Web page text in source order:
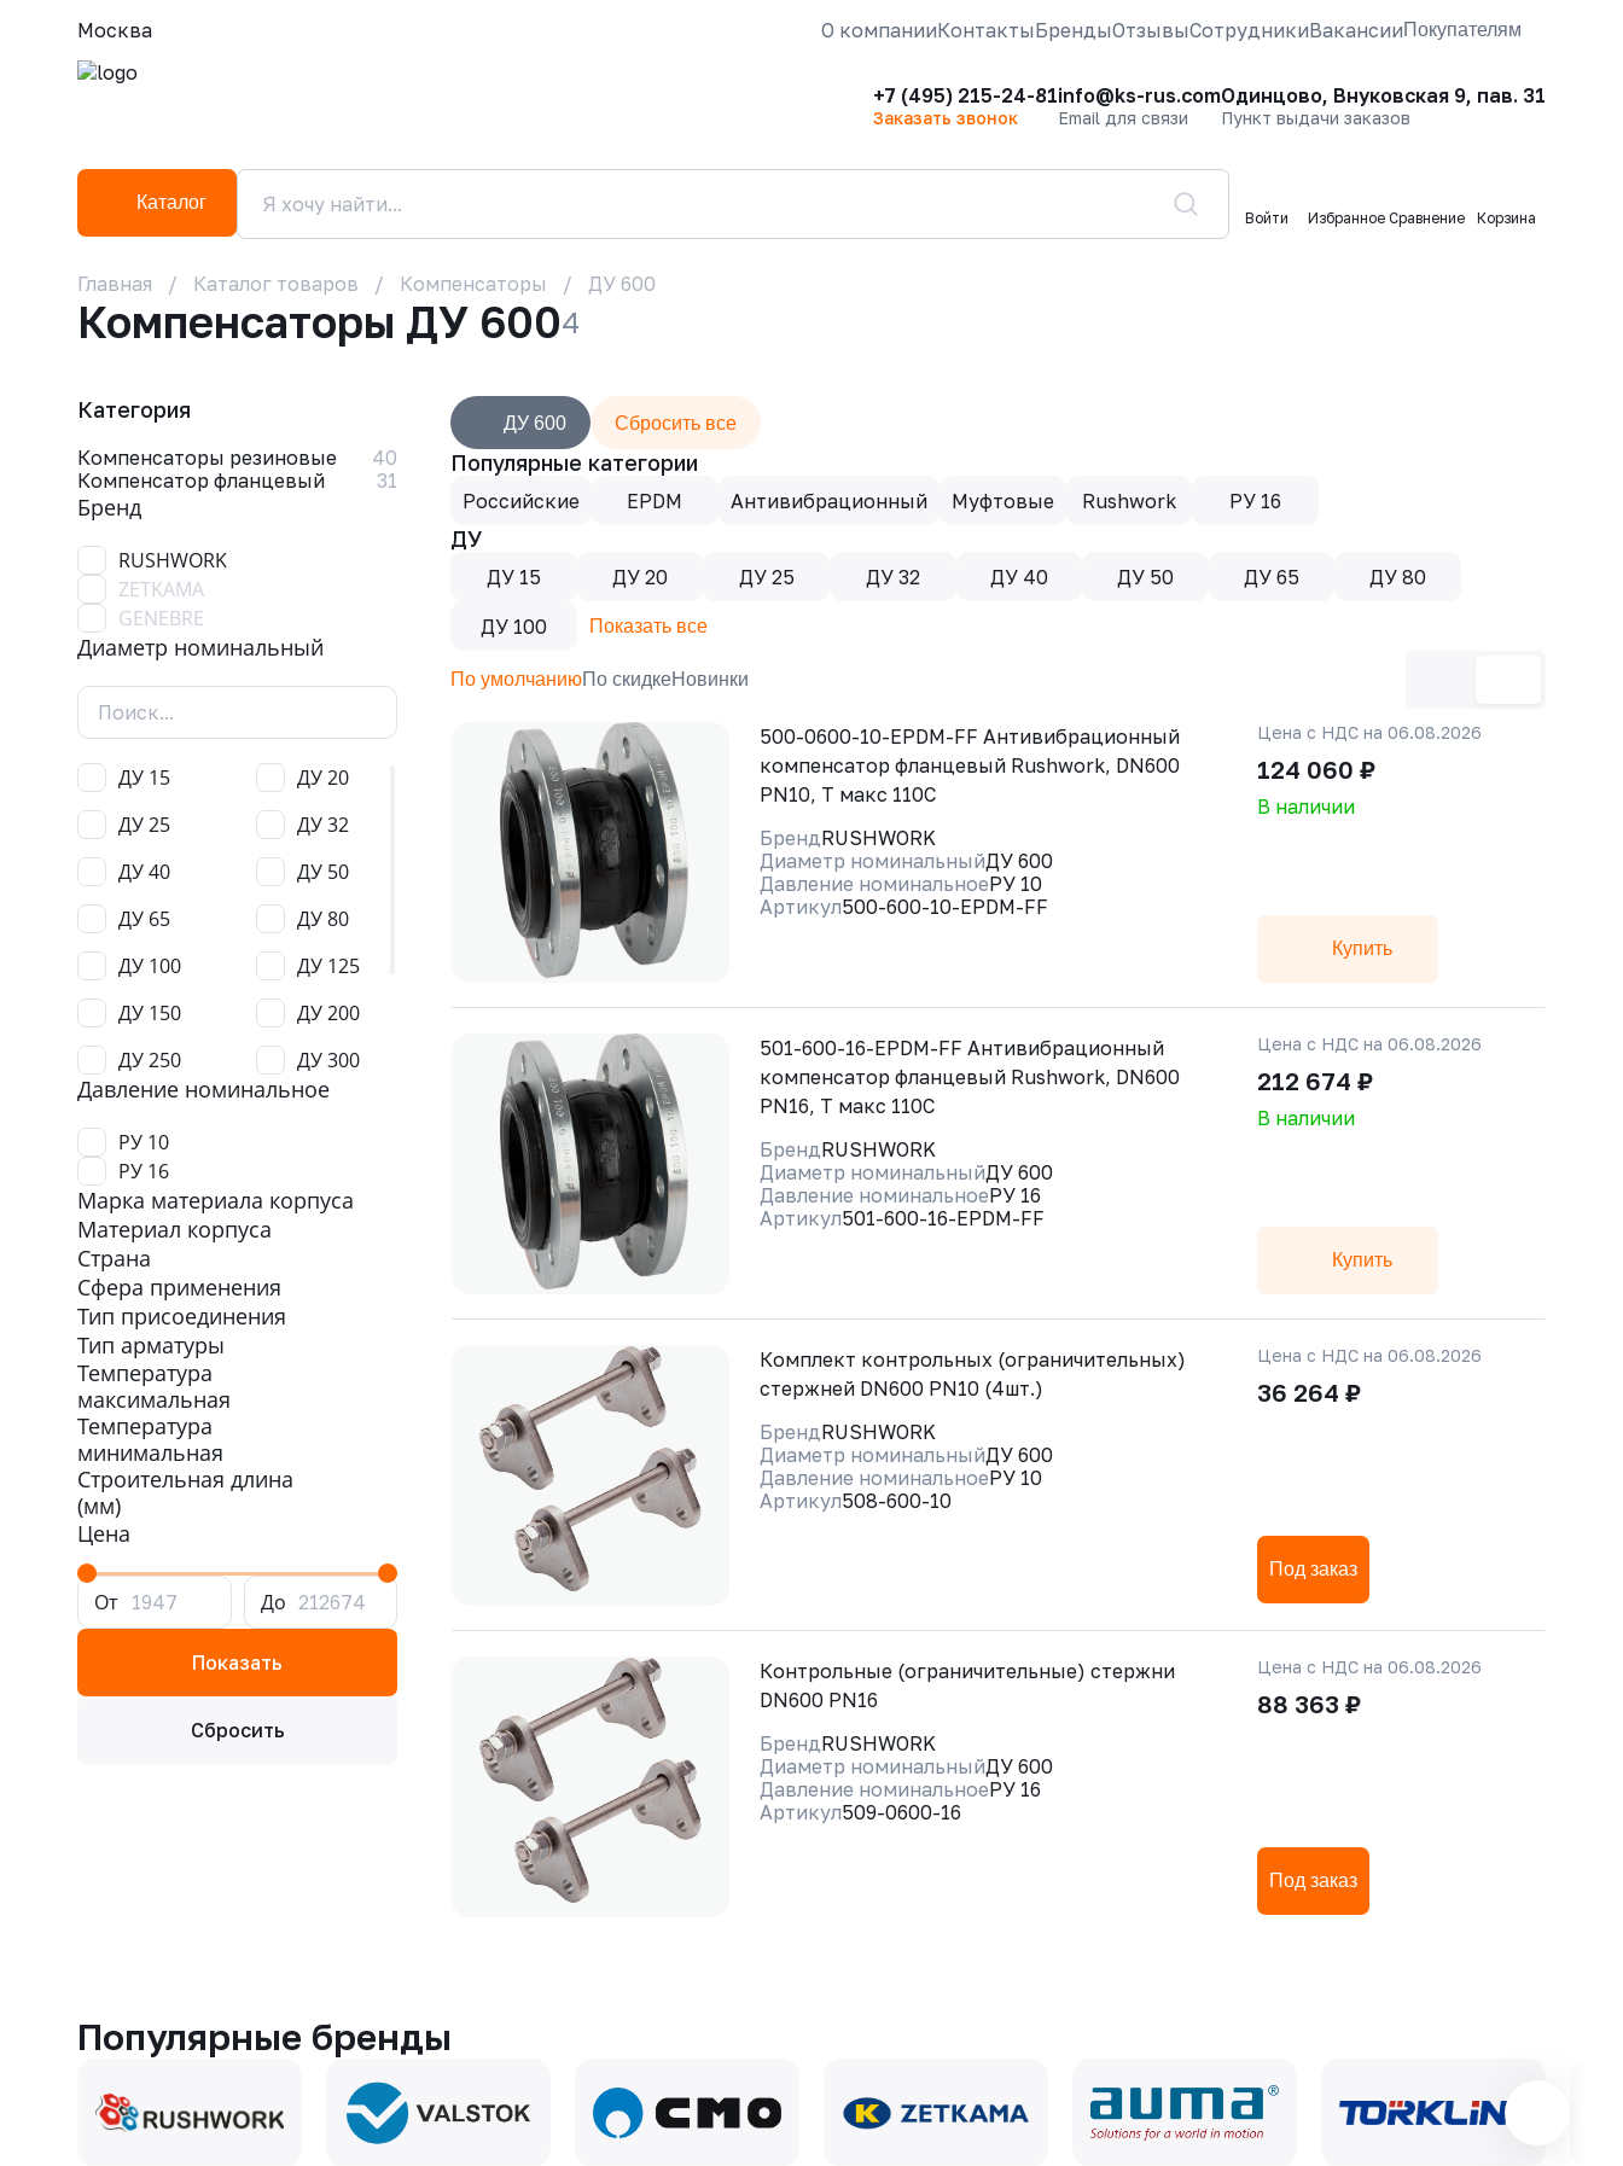
Москва О компанииКонтактыБрендыОтзывыСотрудникиВакансииПокупателям
+7 (495) 215-24-81
Заказать звонок
info@ks-rus.com
Email для связи
Одинцово, Внуковская 9, пав. 31
Пункт выдачи заказов
Каталог
Войти Избранное Сравнение Корзина
Главная Каталог товаров Компенсаторы ДУ 600
Компенсаторы ДУ 6004
Категория
Компенсаторы резиновые
40
Компенсатор фланцевый
31
Бренд
RUSHWORK
ZETKAMA
GENEBRE
Диаметр номинальный
ДУ 15
ДУ 20
ДУ 25
ДУ 32
ДУ 40
ДУ 50
ДУ 65
ДУ 80
ДУ 100
ДУ 125
ДУ 150
ДУ 200
ДУ 250
ДУ 300
ДУ 350
ДУ 400
ДУ 450
ДУ 600
Давление номинальное
РУ 10
РУ 16
Марка материала корпуса
Материал корпуса
Страна
Сфера применения
Тип присоединения
Тип арматуры
Температура
максимальная
Температура
минимальная
Строительная длина
(мм)
Цена
От До
ДУ 600 Сбросить все
Популярные категории
Российские EPDM Антивибрационный Муфтовые Rushwork РУ 16
ДУ
ДУ 15 ДУ 20 ДУ 25 ДУ 32 ДУ 40 ДУ 50 ДУ 65 ДУ 80
ДУ 100 Показать все
По умолчаниюПо скидкеНовинки
500-0600-10-EPDM-FF Антивибрационный
компенсатор фланцевый Rushwork, DN600
PN10, Т макс 110С
БрендRUSHWORK
Диаметр номинальныйДУ 600
Давление номинальноеРУ 10
Артикул500-600-10-EPDM-FF
Цена с НДС на 06.08.2026
124 060 ₽
В наличии
Купить
501-600-16-EPDM-FF Антивибрационный
компенсатор фланцевый Rushwork, DN600
PN16, Т макс 110С
БрендRUSHWORK
Диаметр номинальныйДУ 600
Давление номинальноеРУ 16
Артикул501-600-16-EPDM-FF
Цена с НДС на 06.08.2026
212 674 ₽
В наличии
Купить
Комплект контрольных (ограничительных)
стержней DN600 PN10 (4шт.)
БрендRUSHWORK
Диаметр номинальныйДУ 600
Давление номинальноеРУ 10
Артикул508-600-10
Цена с НДС на 06.08.2026
36 264 ₽
Под заказ
Контрольные (ограничительные) стержни
DN600 PN16
БрендRUSHWORK
Диаметр номинальныйДУ 600
Давление номинальноеРУ 16
Артикул509-0600-16
Цена с НДС на 06.08.2026
88 363 ₽
Под заказ
Популярные бренды